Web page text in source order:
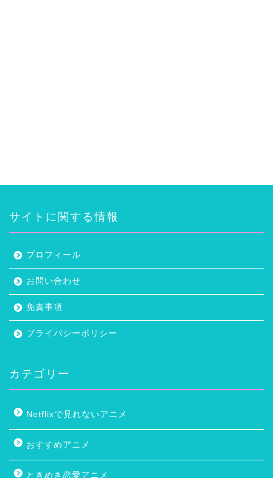
サイトに関する情報
プロフィール
お問い合わせ
免責事項
プライバシーポリシー
カテゴリー
Netflixで見れないアニメ
おすすめアニメ
ときめき恋愛アニメ